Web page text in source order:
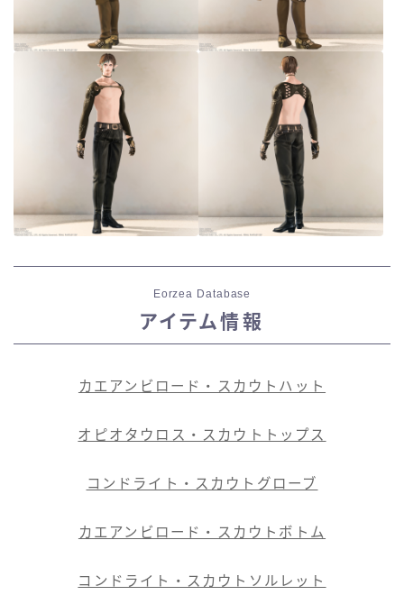
Eorzea Database
アイテム情報
カエアンビロード・スカウトハット
オピオタウロス・スカウトトップス
コンドライト・スカウトグローブ
カエアンビロード・スカウトボトム
コンドライト・スカウトソルレット